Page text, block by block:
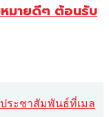
มายดีๆ ต้อนรับ
ประชาสัมพันธ์ที่เมล